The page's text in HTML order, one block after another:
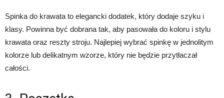
Spinka do krawata to elegancki dodatek, który dodaje szyku i
klasy. Powinna być dobrana tak, aby pasowała do koloru i stylu
krawata oraz reszty stroju. Najlepiej wybrać spinkę w jednolitym
kolorze lub delikatnym wzorze, który nie będzie przytłaczał
całości.